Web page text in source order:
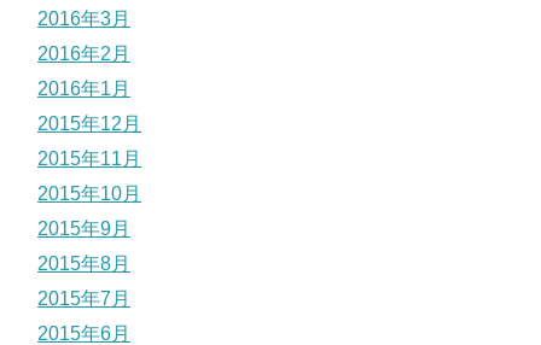
2016年3月
2016年2月
2016年1月
2015年12月
2015年11月
2015年10月
2015年9月
2015年8月
2015年7月
2015年6月